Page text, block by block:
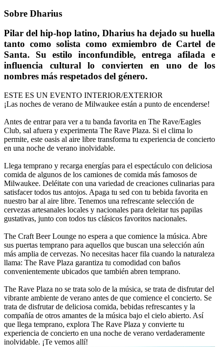
Sobre Dharius
Pilar del hip-hop latino, Dharius ha dejado su huella
tanto como solista como exmiembro de Cartel de
Santa. Su estilo inconfundible, entrega afilada e
influencia cultural lo convierten en uno de los
nombres más respetados del género.
ESTE ES UN EVENTO INTERIOR/EXTERIOR
¡Las noches de verano de Milwaukee están a punto de encenderse!
Antes de entrar para ver a tu banda favorita en The Rave/Eagles
Club, sal afuera y experimenta The Rave Plaza. Si el clima lo
permite, este oasis al aire libre transforma tu experiencia de concierto
en una noche de verano inolvidable.
Llega temprano y recarga energías para el espectáculo con deliciosa
comida de algunos de los camiones de comida más famosos de
Milwaukee. Deléitate con una variedad de creaciones culinarias para
satisfacer todos tus antojos. Apaga tu sed con tu bebida favorita en
nuestro bar al aire libre. Tenemos una refrescante selección de
cervezas artesanales locales y nacionales para deleitar tus papilas
gustativas, junto con todos tus clásicos favoritos nacionales.
The Craft Beer Lounge no espera a que comience la música. Abre
sus puertas temprano para aquellos que buscan una selección aún
más amplia de cervezas. No necesitas hacer fila cuando la naturaleza
llama: The Rave Plaza garantiza tu comodidad con baños
convenientemente ubicados que también abren temprano.
The Rave Plaza no se trata solo de la música, se trata de disfrutar del
vibrante ambiente de verano antes de que comience el concierto. Se
trata de disfrutar de deliciosa comida, bebidas refrescantes y la
compañía de otros amantes de la música bajo el cielo abierto. Así
que llega temprano, explora The Rave Plaza y convierte tu
experiencia de concierto en una noche de verano verdaderamente
inolvidable. ¡Te vemos allí!